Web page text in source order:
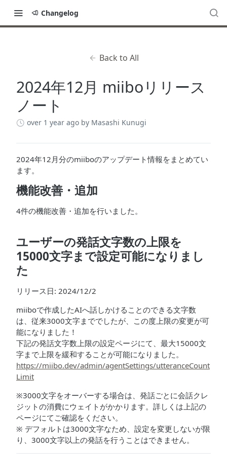
Changelog
Back to All
2024年12月 miiboリリース
ノート
over 1 year ago by Masashi Kunugi
2024年12月分のmiiboのアップデート情報をまとめてい
ます。
機能改善・追加
4件の機能改善・追加を行いました。
ユーザーの発話文字数の上限を
15000文字まで設定可能になりまし
た
リリース日: 2024/12/2
miiboで作成したAIへ話しかけることのできる文字数
は、従来3000文字まででしたが、この度上限の変更が可
能になりました！
下記の発話文字数上限の設定ページにて、最大15000文
字まで上限を緩和することが可能になりました。
https://miibo.dev/admin/agentSettings/utteranceCount
Limit
※3000文字をオーバーする場合は、発話ごとに会話クレ
ジットの消費にウェイトがかかります。詳しくは上記の
ページにてご確認をください。
※ デフォルトは3000文字なため、設定を変更しないが限
り、3000文字以上の発話を行うことはできません。